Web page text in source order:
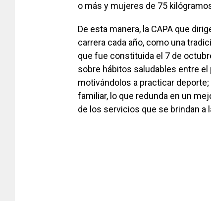
o más y mujeres de 75
De esta manera, la CAPA que
carrera cada año, como una
que fue constituida el 7 de
sobre hábitos saludables entre
motivándolos a practicar
familiar, lo que redunda en un
de los servicios que se brindan a